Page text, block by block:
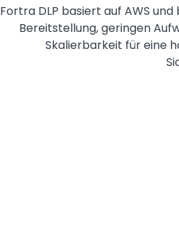
Fortra DLP basiert auf AWS
Bereitstellung, geringen
Skalierbarkeit für eine